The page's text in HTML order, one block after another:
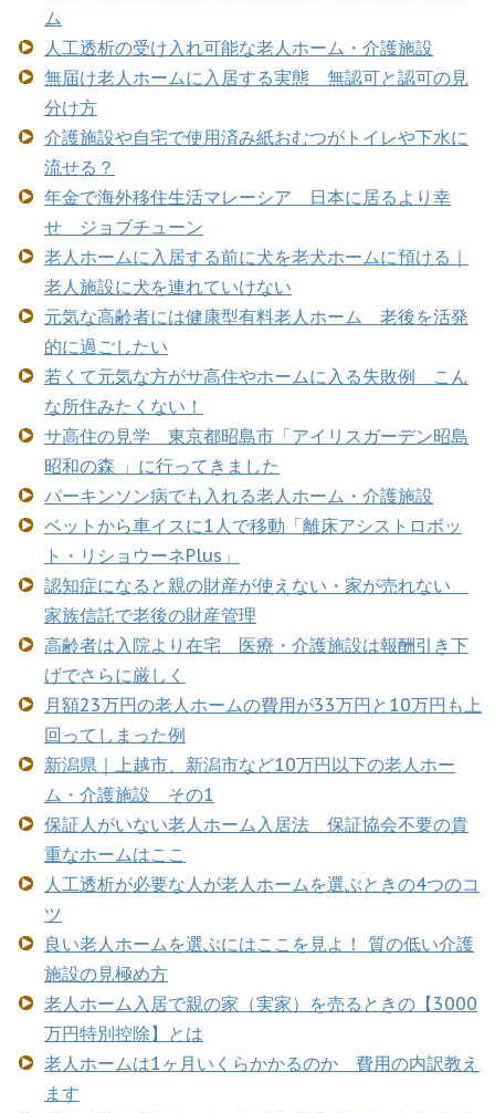
ム
人工透析の受け入れ可能な老人ホーム・介護施設
無届け老人ホームに入居する実態 無認可と認可の見
分け方
介護施設や自宅で使用済み紙おむつがトイレや下水に
流せる？
年金で海外移住生活マレーシア 日本に居るより幸
せ ジョブチューン
老人ホームに入居する前に犬を老犬ホームに預ける｜
老人施設に犬を連れていけない
元気な高齢者には健康型有料老人ホーム 老後を活発
的に過ごしたい
若くて元気な方がサ高住やホームに入る失敗例 こん
な所住みたくない！
サ高住の見学 東京都昭島市「アイリスガーデン昭島
昭和の森 」に行ってきました
パーキンソン病でも入れる老人ホーム・介護施設
ベットから車イスに1人で移動「離床アシストロボッ
ト・リショウーネPlus」
認知症になると親の財産が使えない・家が売れない
家族信託で老後の財産管理
高齢者は入院より在宅 医療・介護施設は報酬引き下
げでさらに厳しく
月額23万円の老人ホームの費用が33万円と10万円も上
回ってしまった例
新潟県｜上越市、新潟市など10万円以下の老人ホー
ム・介護施設 その1
保証人がいない老人ホーム入居法 保証協会不要の貴
重なホームはここ
人工透析が必要な人が老人ホームを選ぶときの4つのコ
ツ
良い老人ホームを選ぶにはここを見よ！ 質の低い介護
施設の見極め方
老人ホーム入居で親の家（実家）を売るときの【3000
万円特別控除】とは
老人ホームは1ヶ月いくらかかるのか 費用の内訳教え
ます